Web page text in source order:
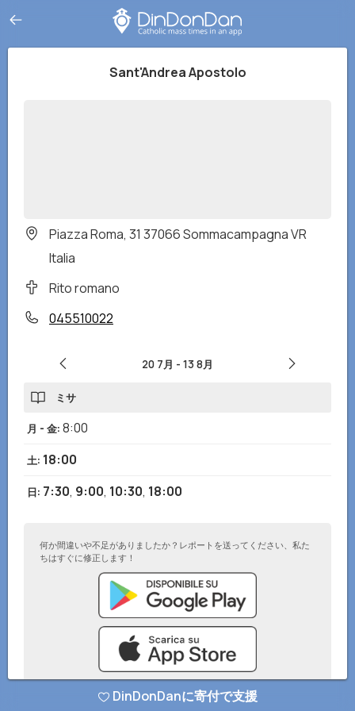
Sant'Andrea Apostolo
Piazza Roma, 31 37066 Sommacampagna VR
Italia
Rito romano
045510022
20 7月 - 13 8月
ミサ
月 - 金: 8:00
土: 18:00
日: 7:30, 9:00, 10:30, 18:00
何か間違いや不足がありましたか？レポートを送ってください、私た
ちはすぐに修正します！
DinDonDanに寄付で支援